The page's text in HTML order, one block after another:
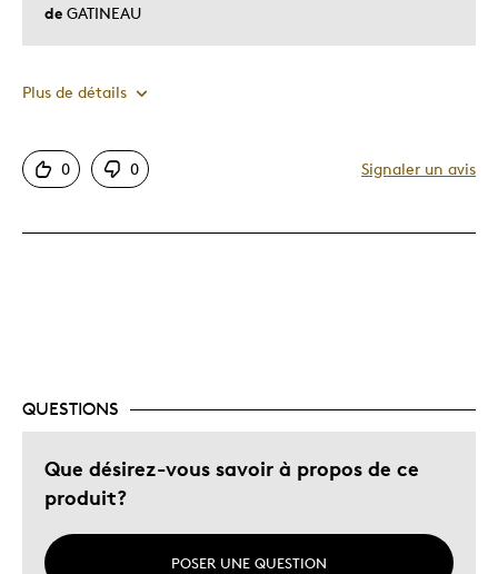
de GATINEAU
Plus de détails
Le pour
Motif attrayant
0 0 Signaler un avis
QUESTIONS
Que désirez-vous savoir à propos de ce
produit?
POSER UNE QUESTION